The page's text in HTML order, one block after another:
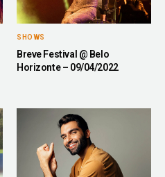
SHOWS
Breve Festival @ Belo
Horizonte – 09/04/2022